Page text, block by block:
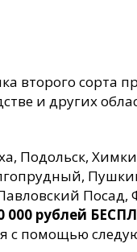
второго сорта
и других
Подольск,
000 рублей
с помощью